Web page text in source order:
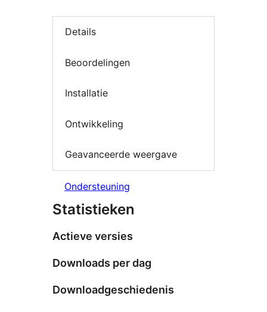
Details
Beoordelingen
Installatie
Ontwikkeling
Geavanceerde weergave
Ondersteuning
Statistieken
Actieve versies
Downloads per dag
Downloadgeschiedenis